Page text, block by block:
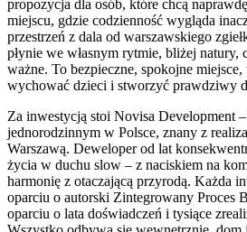
propozycja dla osób, które chcą
miejscu, gdzie codzienność wygląda
przestrzeń z dala od warszawskiego
płynie we własnym rytmie, bliżej natury,
ważne. To bezpieczne, spokojne
wychować dzieci i stworzyć prawdziwy
Za inwestycją stoi Novisa Development
jednorodzinnym w Polsce, znany z
Warszawą. Deweloper od lat
życia w duchu slow – z naciskiem na
harmonię z otaczającą przyrodą. Każda
oparciu o autorski Zintegrowany Proces
oparciu o lata doświadczeń i tysiące